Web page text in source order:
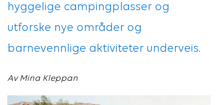
hyggelige campingplasser og
utforske nye områder og
barnevennlige aktiviteter underveis.
Av Mina Kleppan